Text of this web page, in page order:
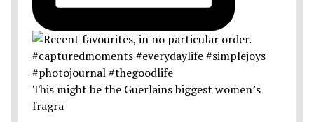
This might be the Guerlains biggest women’s
fragra